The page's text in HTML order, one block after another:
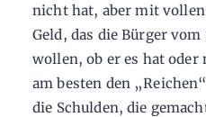
nicht hat, aber mit vollen
Geld, das die Bürger
wollen, ob er es hat oder
am besten den
die Schulden, die